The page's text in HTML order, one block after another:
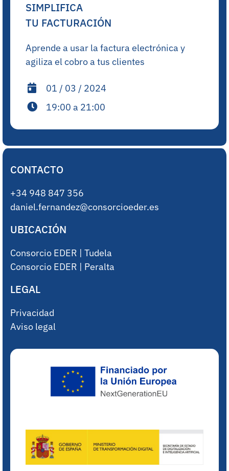
SIMPLIFICA
TU FACTURACIÓN
Aprende a usar la factura electrónica y
agiliza el cobro a tus clientes
01 / 03 / 2024
19:00 a 21:00
CONTACTO
+34 948 847 356
daniel.fernandez@consorcioeder.es
UBICACIÓN
Consorcio EDER | Tudela
Consorcio EDER | Peralta
LEGAL
Privacidad
Aviso legal